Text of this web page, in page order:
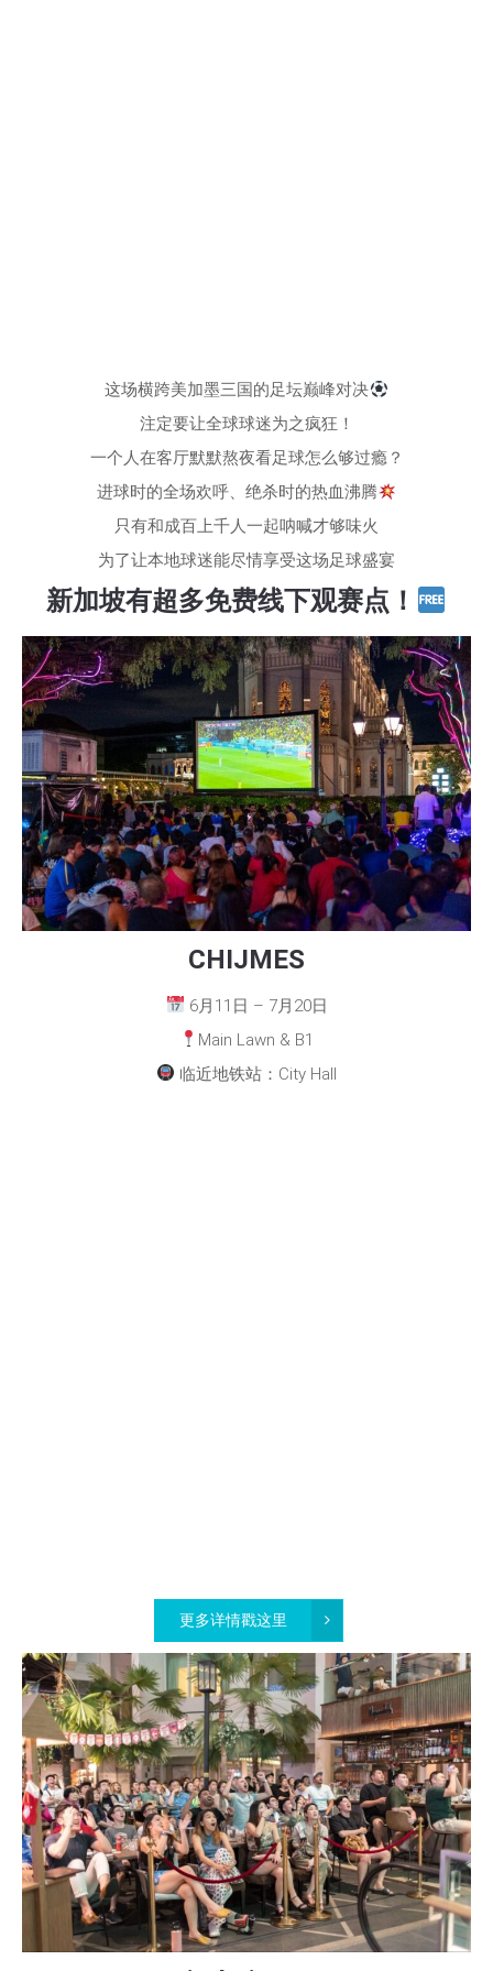
这场横跨美加墨三国的足坛巅峰对决
注定要让全球球迷为之疯狂！
一个人在客厅默默熬夜看足球怎么够过瘾？
进球时的全场欢呼、绝杀时的热血沸腾
只有和成百上千人一起呐喊才够味火
为了让本地球迷能尽情享受这场足球盛宴
新加坡有超多免费线下观赛点！
CHIJMES
6月11日 – 7月20日
Main Lawn & B1
临近地铁站：City Hall
更多详情戳这里